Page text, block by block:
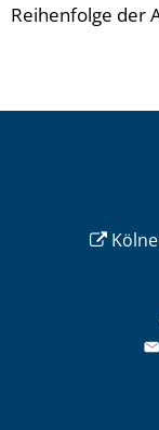
Reihenfolge der